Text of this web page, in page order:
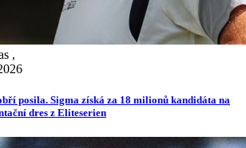
,
posila. Sigma získá za 18 milionů kandidáta na
dres z Eliteserien